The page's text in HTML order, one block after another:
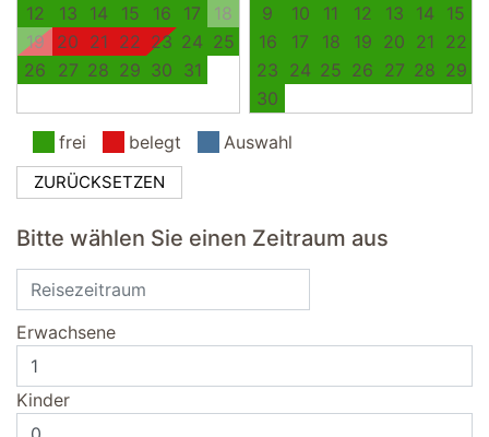
12
13 14 15 16 17
18
19
20 21 22 23 24 25
26
27 28 29 30 31
9
10 11 12 13 14
15
16
17 18 19 20 21
22
23 24 25 26 27 28 29
30
frei
belegt Auswahl
ZURÜCKSETZEN
Bitte wählen Sie einen Zeitraum aus
Erwachsene
Kinder